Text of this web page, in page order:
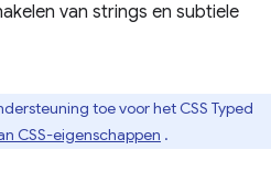
van strings en subtiele
toe voor het CSS Typed
CSS-eigenschappen .